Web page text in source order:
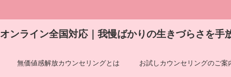
オンライン全国対応｜我慢ばかりの生きづらさを手
無価値感解放カウンセリングとは お試しカウンセリングのご